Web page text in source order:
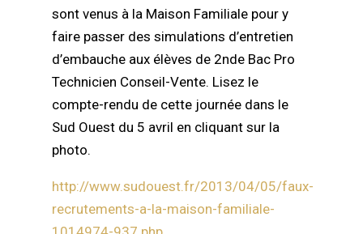
sont venus à la Maison Familiale pour y
faire passer des simulations d’entretien
d’embauche aux élèves de 2nde Bac Pro
Technicien Conseil-Vente. Lisez le
compte-rendu de cette journée dans le
Sud Ouest du 5 avril en cliquant sur la
photo.
http://www.sudouest.fr/2013/04/05/faux-
recrutements-a-la-maison-familiale-